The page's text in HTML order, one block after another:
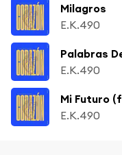
Milagros
E.K.490
Palabras
E.K.490
E.K.490